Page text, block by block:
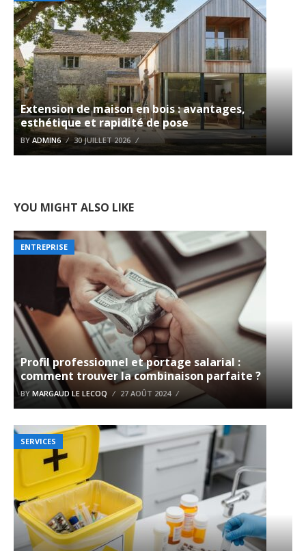
Extension de maison en bois : avantages,
esthétique et rapidité de pose
BY ADMIN6 30 JUILLET 2026
YOU MIGHT ALSO LIKE
ENTREPRISE
Profil professionnel et portage salarial :
comment trouver la combinaison parfaite ?
BY MARGAUD LE LECOQ 27 AOÛT 2024
SERVICES